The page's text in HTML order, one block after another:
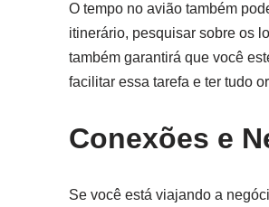
O tempo no avião também
itinerário, pesquisar sobre os
também garantirá que você
facilitar essa tarefa e ter tudo
Conexões e
Se você está viajando a